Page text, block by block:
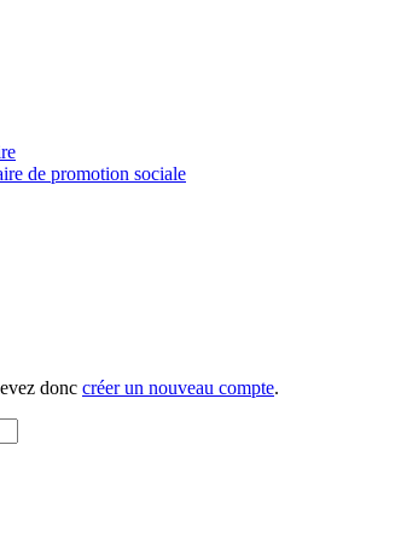
de promotion sociale
donc créer un nouveau compte.